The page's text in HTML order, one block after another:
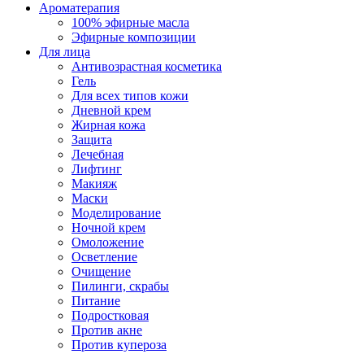
Ароматерапия
100% эфирные масла
Эфирные композиции
Для лица
Антивозрастная косметика
Гель
Для всех типов кожи
Дневной крем
Жирная кожа
Защита
Лечебная
Лифтинг
Макияж
Маски
Моделирование
Ночной крем
Омоложение
Осветление
Очищение
Пилинги, скрабы
Питание
Подростковая
Против акне
Против купероза